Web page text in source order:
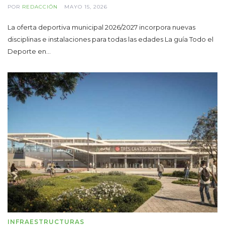
POR REDACCIÓN MAYO 15, 2026
La oferta deportiva municipal 2026/2027 incorpora nuevas
disciplinas e instalaciones para todas las edades La guía Todo el
Deporte en…
INFRAESTRUCTURAS